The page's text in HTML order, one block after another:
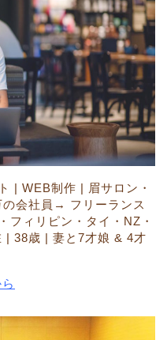
| WEB制作 | 眉サロン・
会社員→ フリーランス
フィリピン・タイ・NZ・
| 38歳 | 妻と7才娘 & 4才